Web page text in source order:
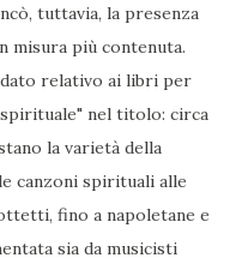
tuttavia, la presenza
misura più contenuta.
relativo ai libri per
nel titolo: circa
la varietà della
canzoni spirituali alle
fino a napoletane e
sia da musicisti